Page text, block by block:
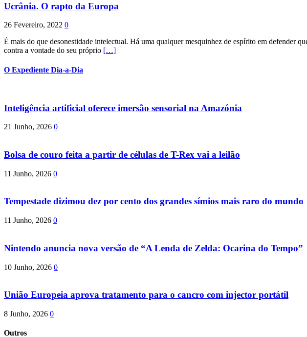
Ucrânia. O rapto da Europa
26 Fevereiro, 2022 0
É mais do que desonestidade intelectual. Há uma qualquer mesquinhez de espírito em defender
contra a vontade do seu próprio […]
O Expediente Dia-a-Dia
Inteligência artificial oferece imersão sensorial na Amazónia
21 Junho, 2026 0
Bolsa de couro feita a partir de células de T-Rex vai a leilão
11 Junho, 2026 0
Tempestade dizimou dez por cento dos grandes símios mais raro do mundo
11 Junho, 2026 0
Nintendo anuncia nova versão de “A Lenda de Zelda: Ocarina do Tempo”
10 Junho, 2026 0
União Europeia aprova tratamento para o cancro com injector portátil
8 Junho, 2026 0
Outros